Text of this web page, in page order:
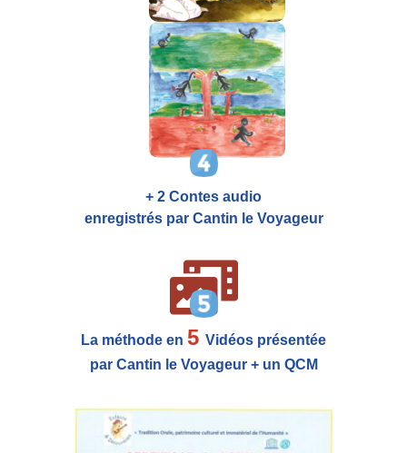
+ 2 Contes audio
enregistrés par Cantin le Voyageur
La méthode en 5 Vidéos présentée
par Cantin le Voyageur + un QCM